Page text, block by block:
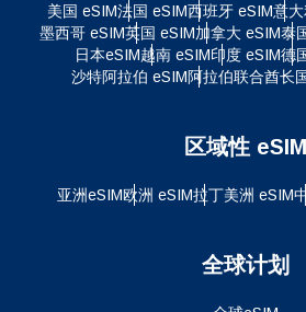
美国 eSIM法国 eSIM西班牙 eSIM意
墨西哥 eSIM英国 eSIM加拿大 eSIM泰
日本eSIM越南 eSIM印度 eSIM德
沙特阿拉伯 eSIM阿拉伯联合酋长
区域性 eSIM
亚洲eSIM欧洲 eSIM拉丁美洲 eSIM
全球计划